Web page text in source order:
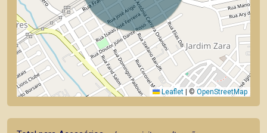
Leaflet © OpenStreetMap